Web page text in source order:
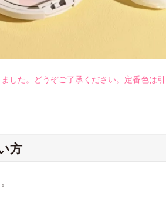
した。どうぞご了承ください。定番色は
方